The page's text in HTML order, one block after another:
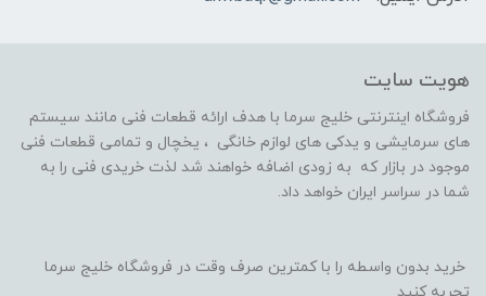
هویت سایت
فروشگاه اینترنتی خلیج سرما با هدف ارائه قطعات فنی مانند سیستم
های سرمایشی و یدکی های لوازم خانگی ، یخچال و تمامی قطعات فنی
موجود در بازار که به زودی اضافه خواهند شد لذت خریدی فنی را به
شما در سراسر ایران خواهد داد.
خرید بدون واسطه را با کمترین صرف وقت در فروشگاه خلیج سرما